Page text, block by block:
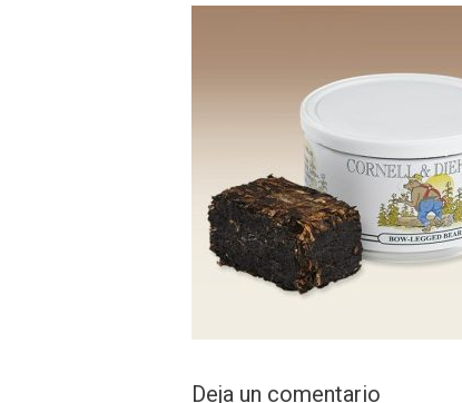
Deja un comentario